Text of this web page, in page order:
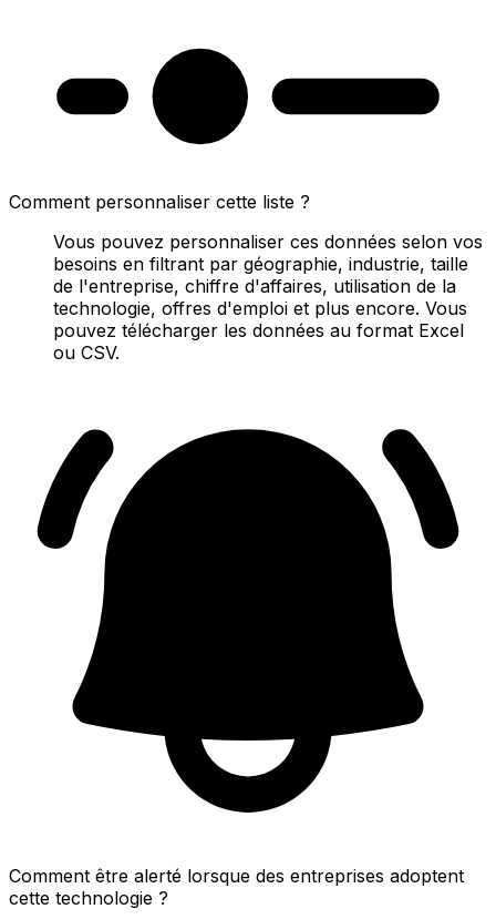
Comment personnaliser cette liste ?
Vous pouvez personnaliser ces données selon vos
besoins en filtrant par géographie, industrie, taille
de l'entreprise, chiffre d'affaires, utilisation de la
technologie, offres d'emploi et plus encore. Vous
pouvez télécharger les données au format Excel
ou CSV.
Comment être alerté lorsque des entreprises adoptent
cette technologie ?